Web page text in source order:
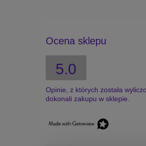
Ocena sklepu
5.0
Opinie, z których została
dokonali zakupu w sklepie.